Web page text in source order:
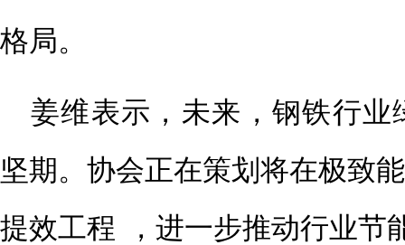
格局。
姜维表示，未来，钢铁行
坚期。协会正在策划将在极致
提效工程
，进一步推动行业